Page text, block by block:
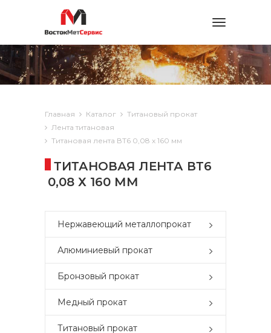
Toggle
Главная Каталог
Титановый прокат
Лента титановая
Титановая лента ВТ6 0,08 х 160 мм
ТИТАНОВАЯ ЛЕНТА ВТ6
0,08 Х 160 ММ
Нержавеющий металлопрокат
Алюминиевый прокат
Бронзовый прокат
Медный прокат
Титановый прокат